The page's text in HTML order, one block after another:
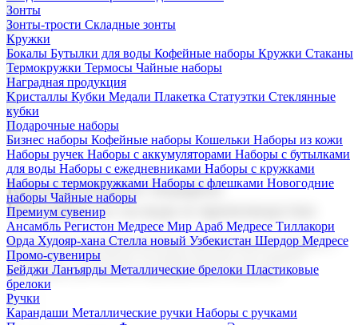
Зонты
Зонты-трости Складные зонты
Кружки
Бокалы Бутылки для воды Кофейные наборы Кружки Стаканы
Термокружки Термосы Чайные наборы
Наградная продукция
Kристаллы Кубки Медали Плакетка Статуэтки Стеклянные
кубки
Подарочные наборы
Бизнес наборы Кофейные наборы Кошельки Наборы из кожи
Наборы ручек Наборы с аккумуляторами Наборы с бутылками
для воды Наборы с ежедневниками Наборы с кружками
Наборы с термокружками Наборы с флешками Новогодние
наборы Чайные наборы
Премиум сувенир
Ансамбль Регистон Медресе Мир Араб Медресе Тиллакори
Орда Худояр-хана Стелла новый Узбекистан Шердор Медресе
Промо-сувениры
Бейджи Ланъярды Металлические брелоки Пластиковые
брелоки
Ручки
Карандаши Металлические ручки Наборы с ручками
Корпоративные подарки
Поставка со склада и производство
Мы предлагаем широкий выбор корпоративных подарков и
сувениров с логотипом. В нашем каталоге вы найдете
продукцию для бизнеса, мероприятия и клиентов.